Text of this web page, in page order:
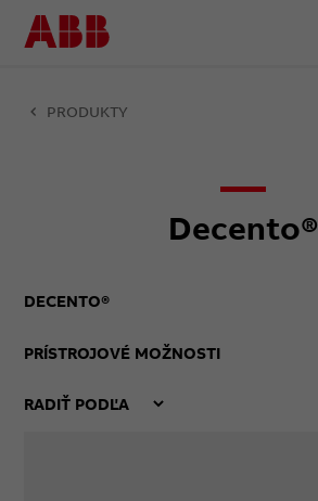
PRODUKTY
Decento®
DECENTO®
PRÍSTROJOVÉ MOŽNOSTI